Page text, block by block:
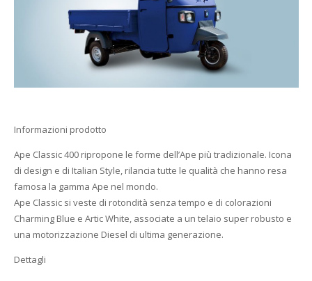
Informazioni prodotto
Ape Classic 400 ripropone le forme dell’Ape più tradizionale. Icona
di design e di Italian Style, rilancia tutte le qualità che hanno resa
famosa la gamma Ape nel mondo.
Ape Classic si veste di rotondità senza tempo e di colorazioni
Charming Blue e Artic White, associate a un telaio super robusto e
una motorizzazione Diesel di ultima generazione.
Dettagli